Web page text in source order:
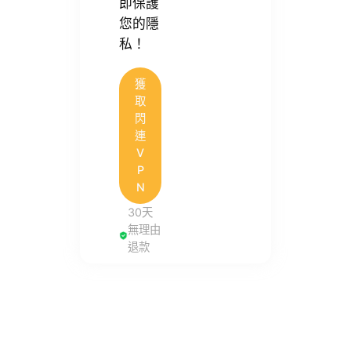
即保護
您的隱
私！
獲
取
閃
連
V
P
N
30天
無理由
退款